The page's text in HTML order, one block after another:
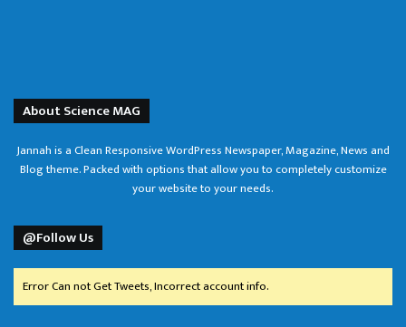
About Science MAG
Jannah is a Clean Responsive WordPress Newspaper, Magazine, News and
Blog theme. Packed with options that allow you to completely customize
your website to your needs.
@Follow Us
Error Can not Get Tweets, Incorrect account info.